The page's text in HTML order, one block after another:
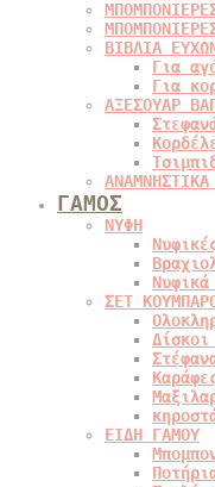
ΒΙΒΛΙΑ
Για
Για
ΑΞΕΣΟΥΑΡ
ΓΑΜΟΣ
ΝΥΦΗ
ΣΕΤ
ΕΙΔΗ ΓΑΜΟΥ